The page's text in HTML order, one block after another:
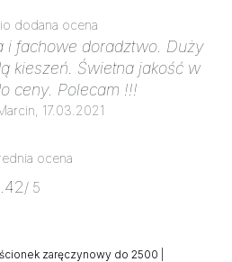
dodana ocena
i fachowe doradztwo. Duży
kieszeń. Świetna jakość w
ceny. Polecam !!!
17.03.2021
ocena
/ 5
zaręczynowy do 2500